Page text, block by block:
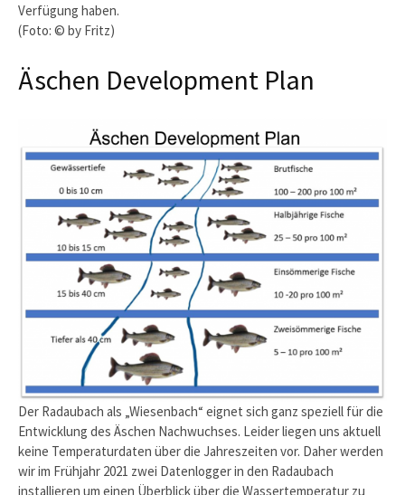
Verfügung haben.
(Foto: © by Fritz)
Äschen Development Plan
Der Radaubach als „Wiesenbach“ eignet sich ganz speziell für die
Entwicklung des Äschen Nachwuchses. Leider liegen uns aktuell
keine Temperaturdaten über die Jahreszeiten vor. Daher werden
wir im Frühjahr 2021 zwei Datenlogger in den Radaubach
installieren um einen Überblick über die Wassertemperatur zu